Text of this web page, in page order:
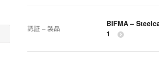
認証 – 製品
BIFMA –
1